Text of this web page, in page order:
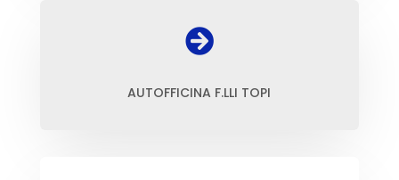

AUTOFFICINA F.LLI TOPI